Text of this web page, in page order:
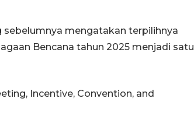
mengatakan terpilihnya
Bencana tahun 2025 menjadi satu
Incentive, Convention, and